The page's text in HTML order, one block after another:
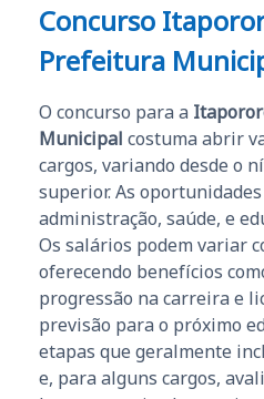
Concurso
Prefeitura
O concurso para a
Municipal costuma abrir
cargos, variando desde o
superior. As
administração, saúde, e
Os salários podem variar
oferecendo benefícios
progressão na carreira e
previsão para o próximo
etapas que geralmente
e, para alguns cargos,